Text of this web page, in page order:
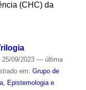
(CHC) da
25/09/2023 — última
em: Grupo de
Epistemologia e